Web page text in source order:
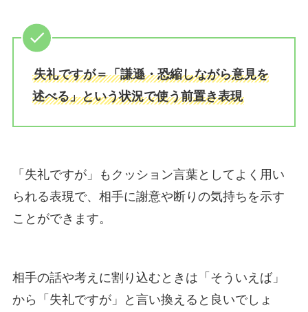
失礼ですが＝「謙遜・恐縮しながら意見を
述べる」という状況で使う前置き表現
「失礼ですが」もクッション言葉としてよく用い
られる表現で、相手に謝意や断りの気持ちを示す
ことができます。
相手の話や考えに割り込むときは「そういえば」
から「失礼ですが」と言い換えると良いでしょ